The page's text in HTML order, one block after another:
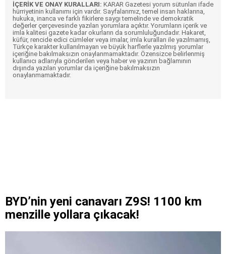
İÇERİK VE ONAY KURALLARI: KARAR Gazetesi yorum sütunları ifade
hürriyetinin kullanımı için vardır. Sayfalarımız, temel insan haklarına,
hukuka, inanca ve farklı fikirlere saygı temelinde ve demokratik
değerler çerçevesinde yazılan yorumlara açıktır. Yorumların içerik ve
imla kalitesi gazete kadar okurların da sorumluluğundadır. Hakaret,
küfür, rencide edici cümleler veya imalar, imla kuralları ile yazılmamış,
Türkçe karakter kullanılmayan ve büyük harflerle yazılmış yorumlar
içeriğine bakılmaksızın onaylanmamaktadır. Özensizce belirlenmiş
kullanıcı adlarıyla gönderilen veya haber ve yazının bağlamının
dışında yazılan yorumlar da içeriğine bakılmaksızın
onaylanmamaktadır.
BYD’nin yeni canavarı Z9S! 1100 km
menzille yollara çıkacak!